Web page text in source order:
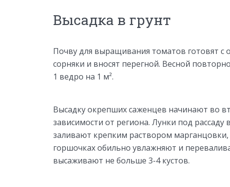
Высадка в грунт
Почву для выращивания томатов готовят с
сорняки и вносят перегной. Весной
1 ведро на 1 м².
Высадку окрепших саженцев начинают во
зависимости от региона. Лунки под
заливают крепким раствором марганцовки,
горшочках обильно увлажняют и
высаживают не больше 3-4 кустов.